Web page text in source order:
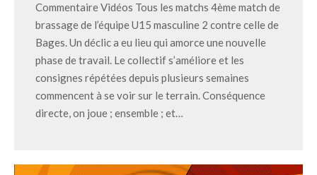
Commentaire Vidéos Tous les matchs 4ème match de
brassage de l’équipe U15 masculine 2 contre celle de
Bages. Un déclic a eu lieu qui amorce une nouvelle
phase de travail. Le collectif s’améliore et les
consignes répétées depuis plusieurs semaines
commencent à se voir sur le terrain. Conséquence
directe, on joue ; ensemble ; et…